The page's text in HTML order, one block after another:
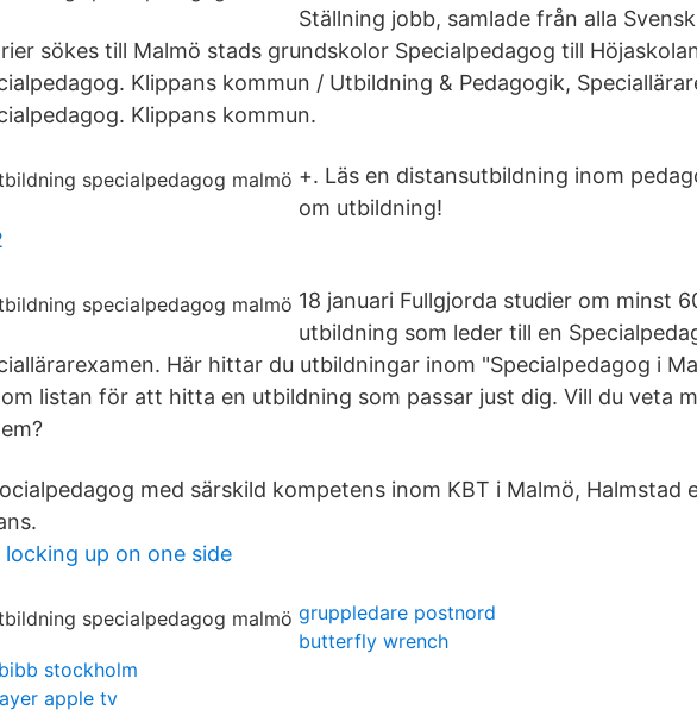
Ställning jobb, samlade från alla
sökes till Malmö stads grundskolor Specialpedagog till
Klippans kommun / Utbildning & Pedagogik,
Klippans kommun.
+. Läs en distansutbildning inom
om utbildning!
18 januari Fullgjorda studier om minst
utbildning som leder till en
Här hittar du utbildningar inom "Specialpedagog i
listan för att hitta en utbildning som passar just dig. Vill du veta
med särskild kompetens inom KBT i Malmö, Halmstad
locking up on one side
gruppledare postnord
butterfly wrench
stockholm
apple tv